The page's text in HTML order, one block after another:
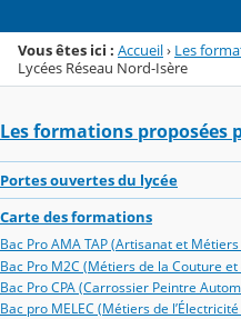
Vous êtes ici : Accueil› Les
Lycées Réseau Nord-Isère
Les formations proposées
Portes ouvertes du lycée
Carte des formations
Bac Pro AMA TAP (Artisanat et
Bac Pro M2C (Métiers de la Couture
Bac Pro CPA (Carrossier Peintre
Bac pro MELEC (Métiers de